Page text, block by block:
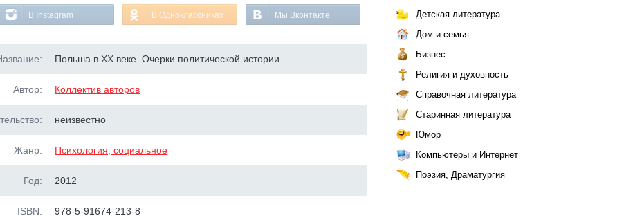
В Instagram В Одноклассниках Мы Вконтакте
Польша в ХХ веке. Очерки политической истории
Автор: Коллектив авторов
неизвестно
Жанр: Психология, социальное
Год: 2012
ISBN: 978-5-91674-213-8
Детская литература
Дом и семья
Бизнес
Религия и духовность
Справочная литература
Старинная литература
Юмор
Компьютеры и Интернет
Поэзия, Драматургия